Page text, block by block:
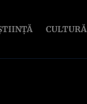
CULTURĂ